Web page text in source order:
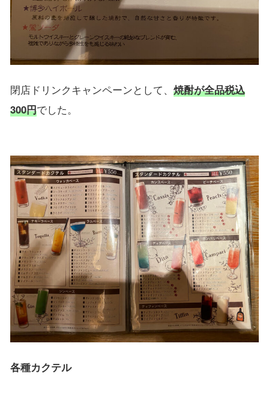
閉店ドリンクキャンペーンとして、 焼酎が全品税込
300円でした。
各種カクテル